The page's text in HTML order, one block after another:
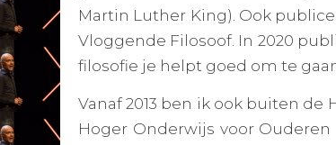
Martin Luther King). Ook
Vloggende Filosoof. In 2020
filosofie je helpt goed om te
Vanaf 2013 ben ik ook buiten
Hoger Onderwijs voor